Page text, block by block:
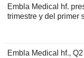
Embla Medical hf.
trimestre y del primer
Embla Medical hf.,